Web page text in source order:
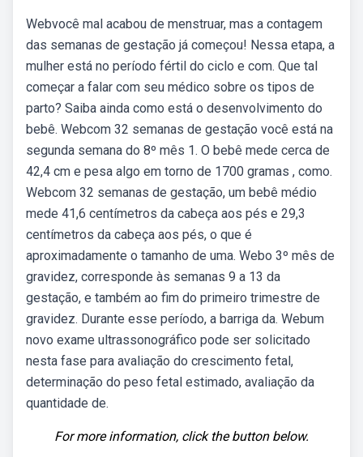
Webvocê mal acabou de menstruar, mas a contagem
das semanas de gestação já começou! Nessa etapa, a
mulher está no período fértil do ciclo e com. Que tal
começar a falar com seu médico sobre os tipos de
parto? Saiba ainda como está o desenvolvimento do
bebê. Webcom 32 semanas de gestação você está na
segunda semana do 8º mês 1. O bebê mede cerca de
42,4 cm e pesa algo em torno de 1700 gramas , como.
Webcom 32 semanas de gestação, um bebê médio
mede 41,6 centímetros da cabeça aos pés e 29,3
centímetros da cabeça aos pés, o que é
aproximadamente o tamanho de uma. Webo 3º mês de
gravidez, corresponde às semanas 9 a 13 da
gestação, e também ao fim do primeiro trimestre de
gravidez. Durante esse período, a barriga da. Webum
novo exame ultrassonográfico pode ser solicitado
nesta fase para avaliação do crescimento fetal,
determinação do peso fetal estimado, avaliação da
quantidade de.
For more information, click the button below.